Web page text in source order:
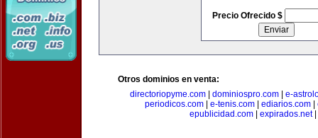
Precio Ofrecido $
Otros dominios en venta:
directoriopyme.com| dominiospro.com| e-
periodicos.com| e-tenis.com| ediarios.com|
epublicidad.com
expirados.net|